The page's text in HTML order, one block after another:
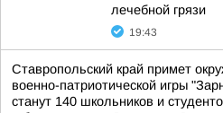
лечебной грязи
19:43
Ставропольский край примет
военно-патриотической игры
станут 140 школьников и